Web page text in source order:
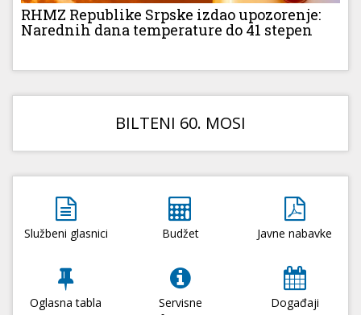
RHMZ Republike Srpske izdao upozorenje:
Narednih dana temperature do 41 stepen
BILTENI 60. MOSI
Službeni glasnici Budžet Javne nabavke
Oglasna tabla
Servisne
Događaji